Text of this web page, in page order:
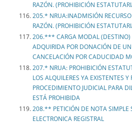
RAZÓN. (PROHIBICIÓN
205.* NRUA:INADMISIÓN
RAZÓN. (PROHIBICIÓN
206.*** CARGA MODAL (DESTINO)
ADQUIRIDA POR DONACIÓN DE
CANCELACIÓN POR CADUCIDAD
207.* NRUA: PROHIBICIÓN
LOS ALQUILERES YA EXISTENTES
PROCEDIMIENTO JUDICIAL PARA
ESTÁ PROHIBIDA
208.** PETICIÓN DE NOTA SIMPLE
ELECTRONICA REGISTRAL